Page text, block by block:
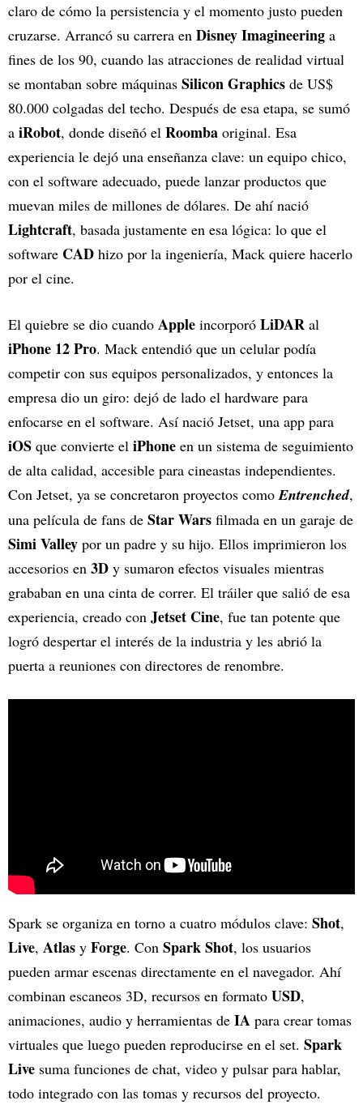
claro de cómo la persistencia y el momento justo pueden
cruzarse. Arrancó su carrera en Disney Imagineering a
fines de los 90, cuando las atracciones de realidad virtual
se montaban sobre máquinas Silicon Graphics de US$
80.000 colgadas del techo. Después de esa etapa, se sumó
a iRobot, donde diseñó el Roomba original. Esa
experiencia le dejó una enseñanza clave: un equipo chico,
con el software adecuado, puede lanzar productos que
muevan miles de millones de dólares. De ahí nació
Lightcraft, basada justamente en esa lógica: lo que el
software CAD hizo por la ingeniería, Mack quiere hacerlo
por el cine.
El quiebre se dio cuando Apple incorporó LiDAR al
iPhone 12 Pro. Mack entendió que un celular podía
competir con sus equipos personalizados, y entonces la
empresa dio un giro: dejó de lado el hardware para
enfocarse en el software. Así nació Jetset, una app para
iOS que convierte el iPhone en un sistema de seguimiento
de alta calidad, accesible para cineastas independientes.
Con Jetset, ya se concretaron proyectos comoEntrenched,
una película de fans de Star Wars filmada en un garaje de
Simi Valley por un padre y su hijo. Ellos imprimieron los
accesorios en 3D y sumaron efectos visuales mientras
grababan en una cinta de correr. El tráiler que salió de esa
experiencia, creado con Jetset Cine, fue tan potente que
logró despertar el interés de la industria y les abrió la
puerta a reuniones con directores de renombre.
Spark se organiza en torno a cuatro módulos clave: Shot,
Live, Atlas y Forge. Con Spark Shot, los usuarios
pueden armar escenas directamente en el navegador. Ahí
combinan escaneos 3D, recursos en formato USD,
animaciones, audio y herramientas de IA para crear tomas
virtuales que luego pueden reproducirse en el set. Spark
Live suma funciones de chat, video y pulsar para hablar,
todo integrado con las tomas y recursos del proyecto.